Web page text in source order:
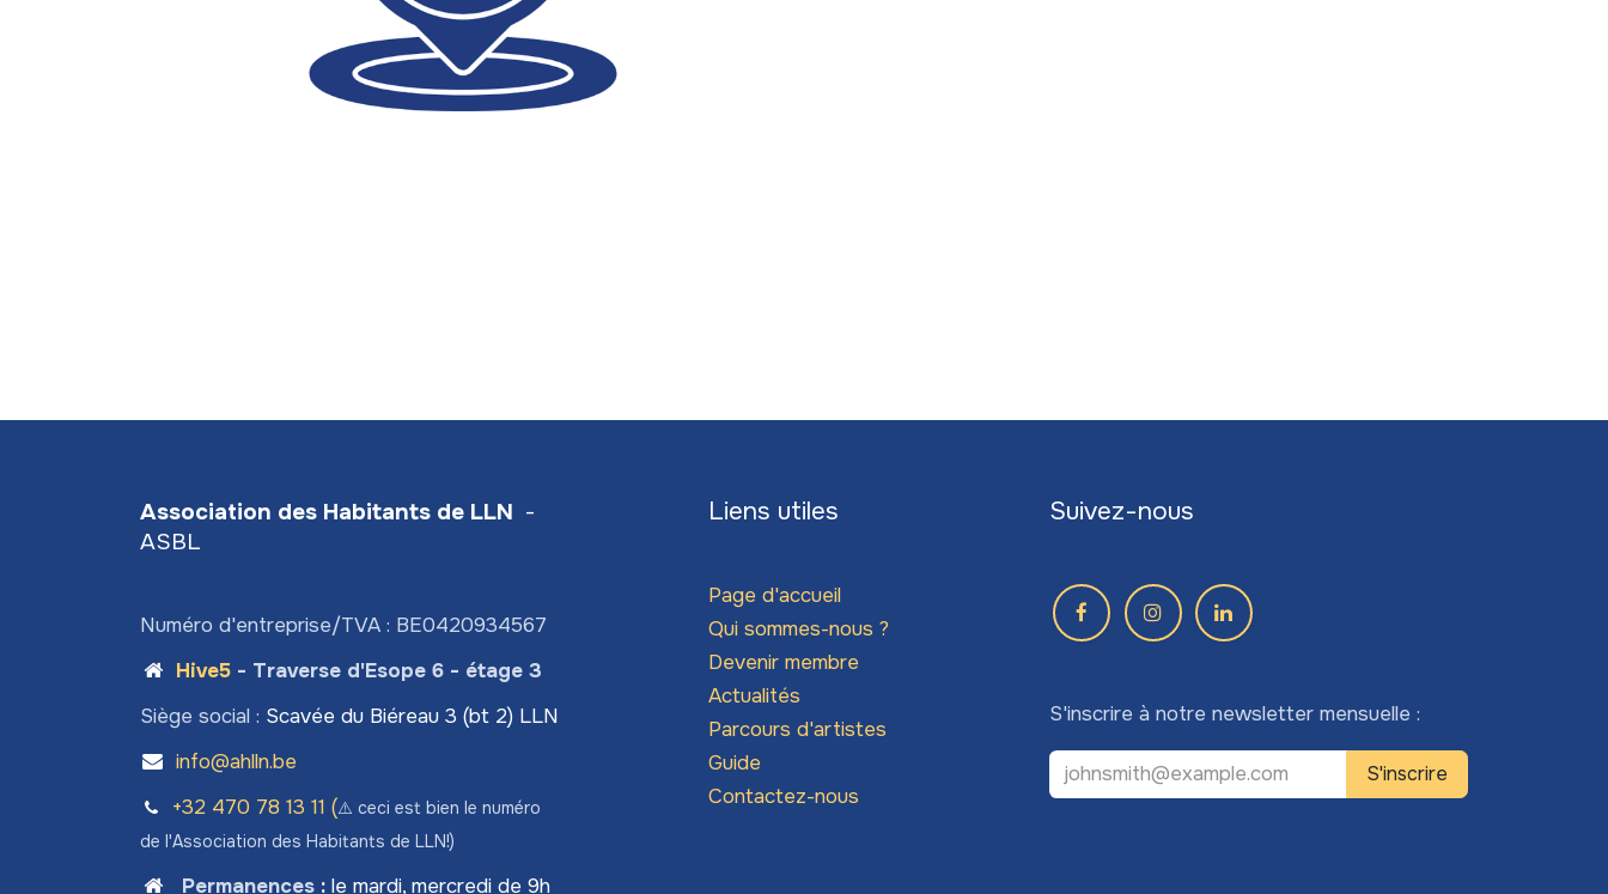
Association des Habitants de LLN -
ASBL
Numéro d'entreprise/TVA : BE0420934567
Hive5- Traverse d'Esope 6 - étage 3
Siège social : Scavée du Biéreau 3 (bt 2) LLN
info@ahlln.be
+32 470 78​ 13 11 (⚠️ ceci est bien le numéro
de l'Association des Habitants de LLN!)
Permanences: le mardi, mercredi de 9h
Liens utiles
Page d'accueil
Qui sommes-nous ?
Devenir membre
Actualités
Parcours d'artistes
Guide
Contactez-nous
Suivez-nous
S'inscrire à notre newsletter mensuelle :
S'inscrire